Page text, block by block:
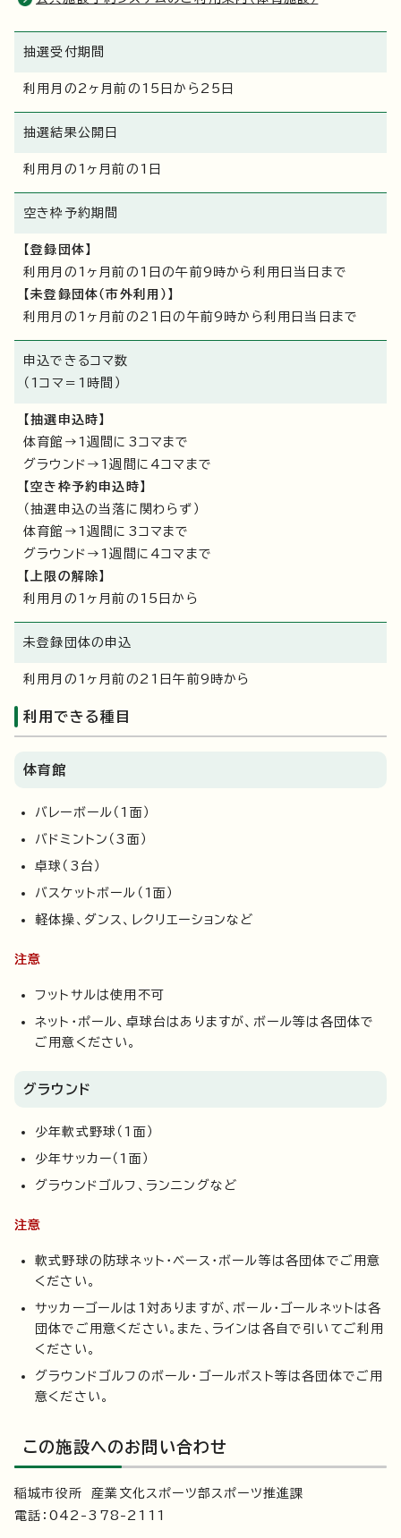
抽選受付期間
利用月の2ヶ月前の15日から25日
抽選結果公開日
利用月の1ヶ月前の1日
空き枠予約期間
【登録団体】
利用月の1ヶ月前の1日の午前9時から利用日当日まで
【未登録団体（市外利用）】
利用月の1ヶ月前の21日の午前9時から利用日当日まで
申込できるコマ数
（1コマ＝1時間）
【抽選申込時】
体育館→1週間に3コマまで
グラウンド→1週間に4コマまで
【空き枠予約申込時】
（抽選申込の当落に関わらず）
体育館→1週間に3コマまで
グラウンド→1週間に4コマまで
【上限の解除】
利用月の1ヶ月前の15日から
未登録団体の申込
利用月の1ヶ月前の21日午前9時から
利用できる種目
体育館
バレーボール（1面）
バドミントン（3面）
卓球（3台）
バスケットボール（1面）
軽体操、ダンス、レクリエーションなど
注意
フットサルは使用不可
ネット・ポール、卓球台はありますが、ボール等は各団体で
ご用意ください。
グラウンド
少年軟式野球（1面）
少年サッカー（1面）
グラウンドゴルフ、ランニングなど
注意
軟式野球の防球ネット・ベース・ボール等は各団体でご用意
ください。
サッカーゴールは1対ありますが、ボール・ゴールネットは各
団体でご用意ください。また、ラインは各自で引いてご利用
ください。
グラウンドゴルフのボール・ゴールポスト等は各団体でご用
意ください。
この施設へのお問い合わせ
稲城市役所 産業文化スポーツ部スポーツ推進課
電話：042-378-2111